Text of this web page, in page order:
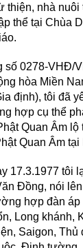
nhà
thể tại Chùa
số 0278-VHÐ/
hòa Miền
định), tôi đã
hợp cụ thể
Quan Âm
Quan Âm
17.3.1977 tôi
Ðồng, nói
hợp đàn
Long khánh,
Saigon,